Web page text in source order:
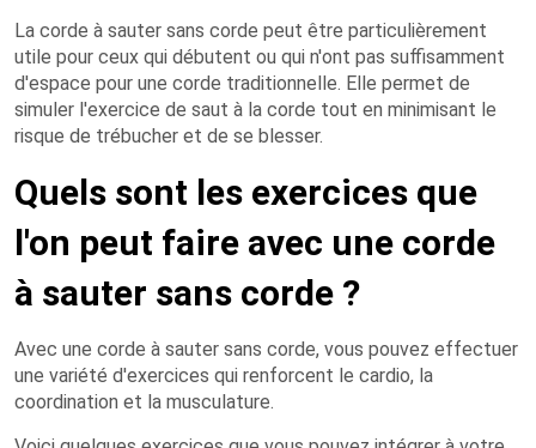
La corde à sauter sans corde peut être particulièrement
utile pour ceux qui débutent ou qui n'ont pas suffisamment
d'espace pour une corde traditionnelle. Elle permet de
simuler l'exercice de saut à la corde tout en minimisant le
risque de trébucher et de se blesser.
Quels sont les exercices que
l'on peut faire avec une corde
à sauter sans corde ?
Avec une corde à sauter sans corde, vous pouvez effectuer
une variété d'exercices qui renforcent le cardio, la
coordination et la musculature.